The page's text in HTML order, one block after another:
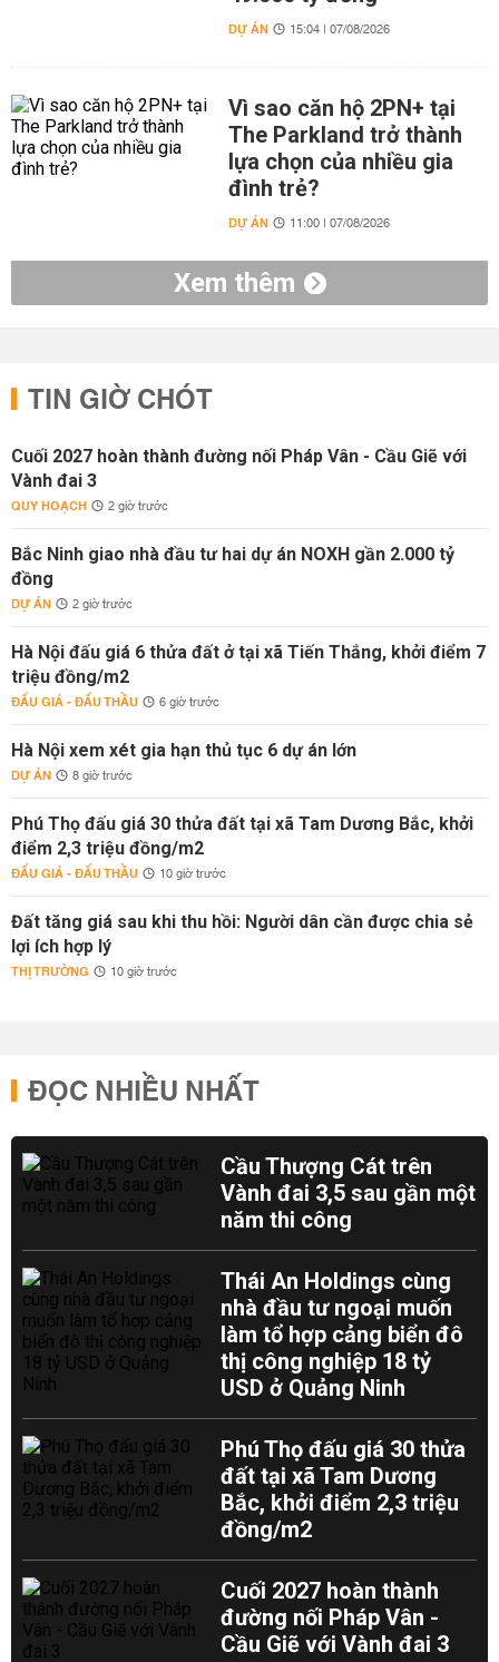
DỰ ÁN 15:04 | 07/08/2026
Vì sao căn hộ 2PN+ tại
The Parkland trở thành
lựa chọn của nhiều gia
đình trẻ?
DỰ ÁN 11:00 | 07/08/2026
Xem thêm
TIN GIỜ CHÓT
Cuối 2027 hoàn thành đường nối Pháp Vân - Cầu Giẽ với
Vành đai 3
QUY HOẠCH 2 giờ trước
Bắc Ninh giao nhà đầu tư hai dự án NOXH gần 2.000 tỷ
đồng
DỰ ÁN 2 giờ trước
Hà Nội đấu giá 6 thửa đất ở tại xã Tiến Thắng, khởi điểm 7
triệu đồng/m2
ĐẤU GIÁ - ĐẤU THẦU 6 giờ trước
Hà Nội xem xét gia hạn thủ tục 6 dự án lớn
DỰ ÁN 8 giờ trước
Phú Thọ đấu giá 30 thửa đất tại xã Tam Dương Bắc, khởi
điểm 2,3 triệu đồng/m2
ĐẤU GIÁ - ĐẤU THẦU 10 giờ trước
Đất tăng giá sau khi thu hồi: Người dân cần được chia sẻ
lợi ích hợp lý
THỊ TRƯỜNG 10 giờ trước
ĐỌC NHIỀU NHẤT
Cầu Thượng Cát trên
Vành đai 3,5 sau gần một
năm thi công
Thái An Holdings cùng
nhà đầu tư ngoại muốn
làm tổ hợp cảng biển đô
thị công nghiệp 18 tỷ
USD ở Quảng Ninh
Phú Thọ đấu giá 30 thửa
đất tại xã Tam Dương
Bắc, khởi điểm 2,3 triệu
đồng/m2
Cuối 2027 hoàn thành
đường nối Pháp Vân -
Cầu Giẽ với Vành đai 3